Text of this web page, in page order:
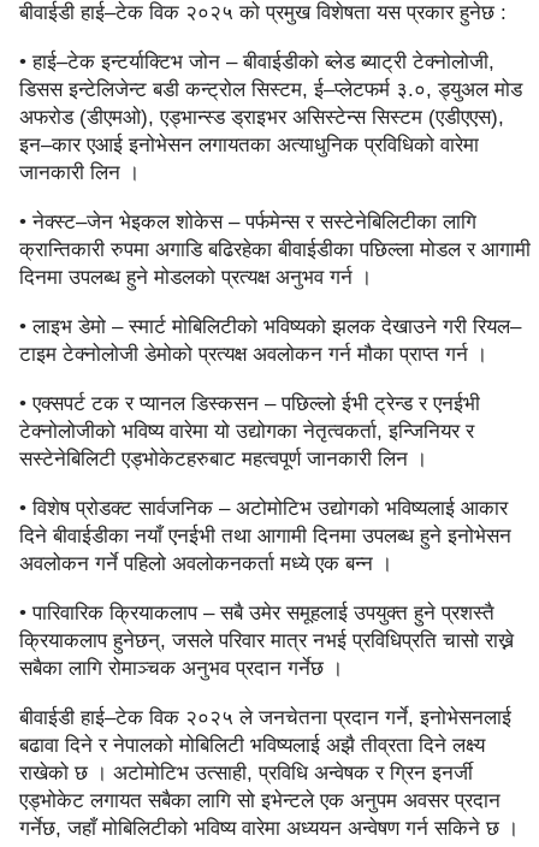
बीवाईडी हाई–टेक विक २०२५ को प्रमुख विशेषता यस प्रकार हुनेछ :
• हाई–टेक इन्टर्याक्टिभ जोन – बीवाईडीको ब्लेड ब्याट्री टेक्नोलोजी,
डिसस इन्टेलिजेन्ट बडी कन्ट्रोल सिस्टम, ई–प्लेटफर्म ३.०, ड्युअल मोड
अफरोड (डीएमओ), एड्भान्स्ड ड्राइभर असिस्टेन्स सिस्टम (एडीएएस),
इन–कार एआई इनोभेसन लगायतका अत्याधुनिक प्रविधिको वारेमा
जानकारी लिन ।
• नेक्स्ट–जेन भेइकल शोकेस – पर्फमेन्स र सस्टेनेबिलिटीका लागि
क्रान्तिकारी रुपमा अगाडि बढिरहेका बीवाईडीका पछिल्ला मोडल र आगामी
दिनमा उपलब्ध हुने मोडलको प्रत्यक्ष अनुभव गर्न ।
• लाइभ डेमो – स्मार्ट मोबिलिटीको भविष्यको झलक देखाउने गरी रियल–
टाइम टेक्नोलोजी डेमोको प्रत्यक्ष अवलोकन गर्न मौका प्राप्त गर्न ।
• एक्सपर्ट टक र प्यानल डिस्कसन – पछिल्लो ईभी ट्रेन्ड र एनईभी
टेक्नोलोजीको भविष्य वारेमा यो उद्योगका नेतृत्वकर्ता, इन्जिनियर र
सस्टेनेबिलिटी एड्भोकेटहरुबाट महत्वपूर्ण जानकारी लिन ।
• विशेष प्रोडक्ट सार्वजनिक – अटोमोटिभ उद्योगको भविष्यलाई आकार
दिने बीवाईडीका नयाँ एनईभी तथा आगामी दिनमा उपलब्ध हुने इनोभेसन
अवलोकन गर्ने पहिलो अवलोकनकर्ता मध्ये एक बन्न ।
• पारिवारिक क्रियाकलाप – सबै उमेर समूहलाई उपयुक्त हुने प्रशस्तै
क्रियाकलाप हुनेछन्, जसले परिवार मात्र नभई प्रविधिप्रति चासो राख्ने
सबैका लागि रोमाञ्चक अनुभव प्रदान गर्नेछ ।
बीवाईडी हाई–टेक विक २०२५ ले जनचेतना प्रदान गर्ने, इनोभेसनलाई
बढावा दिने र नेपालको मोबिलिटी भविष्यलाई अझै तीव्रता दिने लक्ष्य
राखेको छ । अटोमोटिभ उत्साही, प्रविधि अन्वेषक र ग्रिन इनर्जी
एड्भोकेट लगायत सबैका लागि सो इभेन्टले एक अनुपम अवसर प्रदान
गर्नेछ, जहाँ मोबिलिटीको भविष्य वारेमा अध्ययन अन्वेषण गर्न सकिने छ ।